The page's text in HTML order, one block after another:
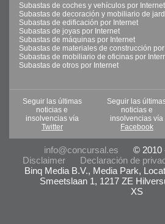
Subastas de coches y vehículos por Internet
Subastas de decoración y mobiliario de
Subastas de edificación por Internet
Subastas de joyas por Internet
Subastas de máquinas por Internet
Subastas de materiales de construcción
Subastas de mobiliario de oficinas por
Subastas de otros por Internet
Seguir las últimas
noticias e
insolvencias vía
Twitter
Seguir las
noticias e
insolvencias vía
Facebook
info@concursal.es
© 2010
Disclaimer
Declaración de
Binq Media B.V., Media Park,
Smeetslaan 1, 1217 ZE
XS